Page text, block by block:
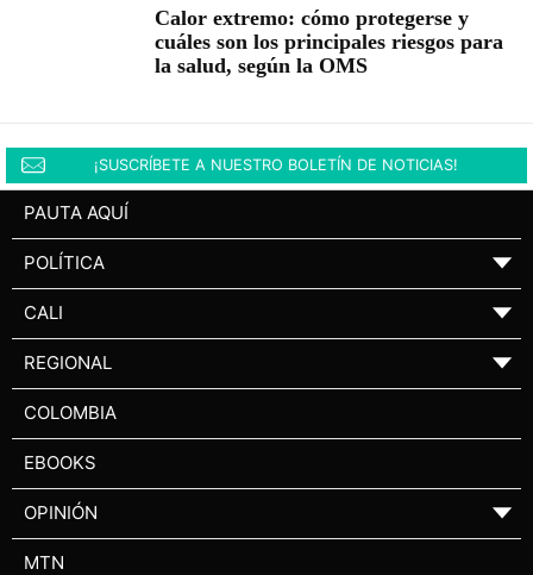
Calor extremo: cómo protegerse y
cuáles son los principales riesgos para
la salud, según la OMS
¡SUSCRÍBETE A NUESTRO BOLETÍN DE NOTICIAS!
PAUTA AQUÍ
POLÍTICA ▼
CALI ▼
REGIONAL ▼
COLOMBIA
EBOOKS
OPINIÓN ▼
MTN